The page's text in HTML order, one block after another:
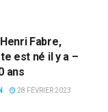
Fabre,
est né il y a –
ans
28 FÉVRIER 2023